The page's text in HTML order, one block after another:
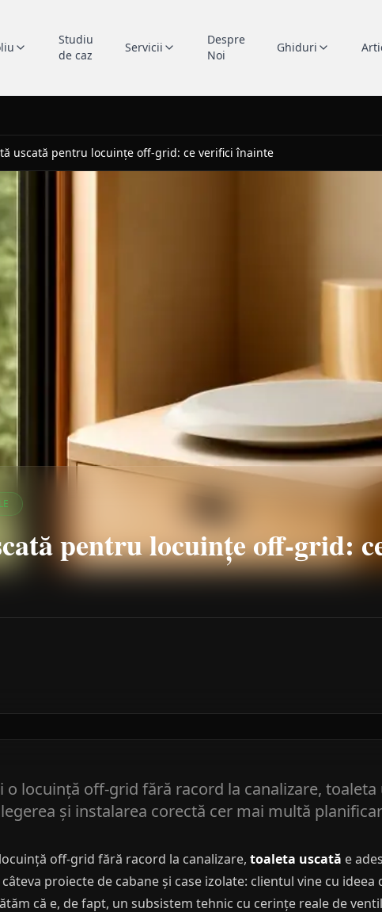
Studiu
de caz
Servicii
Despre
Noi
Ghiduri
uscată pentru locuințe off-grid: ce verifici înainte
pentru locuințe off-grid:
o locuință off-grid fără racord la canalizare,
și instalarea corectă cer mai multă
off-grid fără racord la canalizare, toaleta uscată e
proiecte de cabane și case izolate: clientul vine cu
că e, de fapt, un subsistem tehnic cu cerințe reale de